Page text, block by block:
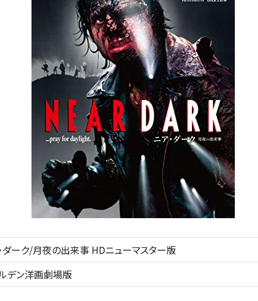
ダーク/月夜の出来事 HDニューマスター版
デン洋画劇場版